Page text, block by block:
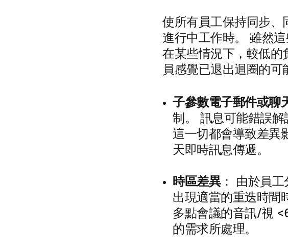
使所有員工保持同步、
進行中工作時。 雖然
在某些情況下，較低的
員感覺已退出迴圈的可
子參數電子郵件或聊
制。 訊息可能錯誤
這一切都會導致差異
天即時訊息傳遞。
時區差異： 由於員工
出現適當的重迭時間
多點會議的音訊/視
的需求所處理。